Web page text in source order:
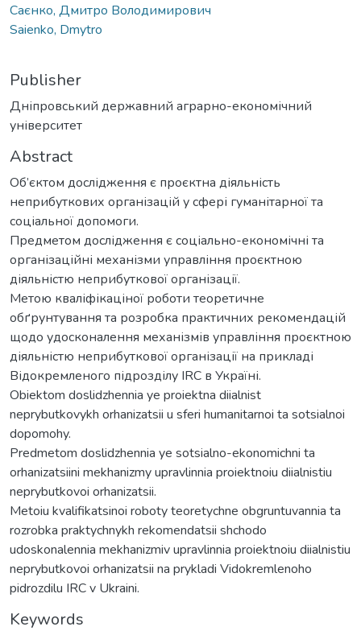
Саєнко, Дмитро Володимирович
Saienko, Dmytro
Publisher
Дніпровський державний аграрно-економічний
університет
Abstract
Об’єктом дослідження є проєктна діяльність
неприбуткових організацій у сфері гуманітарної та
соціальної допомоги.
Предметом дослідження є соціально-економічні та
організаційні механізми управління проєктною
діяльністю неприбуткової організації.
Метою кваліфікаціної роботи теоретичне
обґрунтування та розробка практичних рекомендацій
щодо удосконалення механізмів управління проєктною
діяльністю неприбуткової організації на прикладі
Відокремленого підрозділу IRC в Україні.
Obiektom doslidzhennia ye proiektna diialnist
neprybutkovykh orhanizatsii u sferi humanitarnoi ta sotsialnoi
dopomohy.
Predmetom doslidzhennia ye sotsialno-ekonomichni ta
orhanizatsiini mekhanizmy upravlinnia proiektnoiu diialnistiu
neprybutkovoi orhanizatsii.
Metoiu kvalifikatsinoi roboty teoretychne obgruntuvannia ta
rozrobka praktychnykh rekomendatsii shchodo
udoskonalennia mekhanizmiv upravlinnia proiektnoiu diialnistiu
neprybutkovoi orhanizatsii na prykladi Vidokremlenoho
pidrozdilu IRC v Ukraini.
Keywords